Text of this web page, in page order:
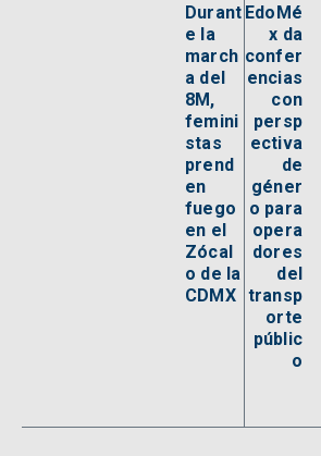
Durant
e la
march
a del
8M,
femini
stas
prend
en
fuego
en el
Zócal
o de la
CDMX
EdoMé
x da
confer
encias
con
persp
ectiva
de
géner
o para
opera
dores
del
transp
orte
públic
o